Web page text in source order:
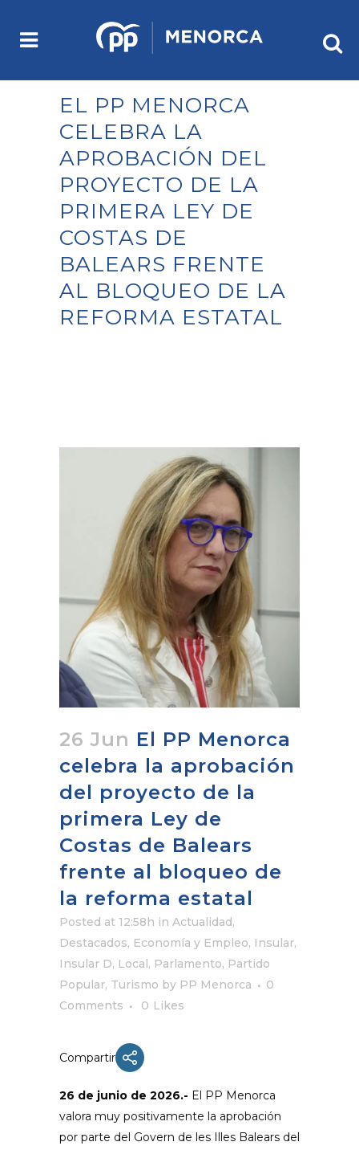
EL PP MENORCA
CELEBRA LA
APROBACIÓN DEL
PROYECTO DE LA
PRIMERA LEY DE
COSTAS DE
BALEARS FRENTE
AL BLOQUEO DE LA
REFORMA ESTATAL
26 Jun El PP Menorca
celebra la aprobación
del proyecto de la
primera Ley de
Costas de Balears
frente al bloqueo de
la reforma estatal
Posted at 12:58h in Actualidad,
Destacados, Economía y Empleo, Insular,
Insular D, Local , Parlamento, Partido
Popular, Turismo by PP Menorca
0
Comments
0 Likes
Compartir
26 de junio de 2026.- El PP Menorca
valora muy positivamente la aprobación
por parte del Govern de les Illes Balears del